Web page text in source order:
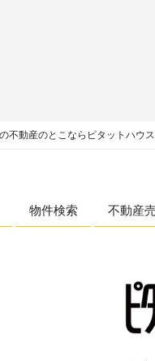
不動産のとこならピタットハウ
物件検索 不動産